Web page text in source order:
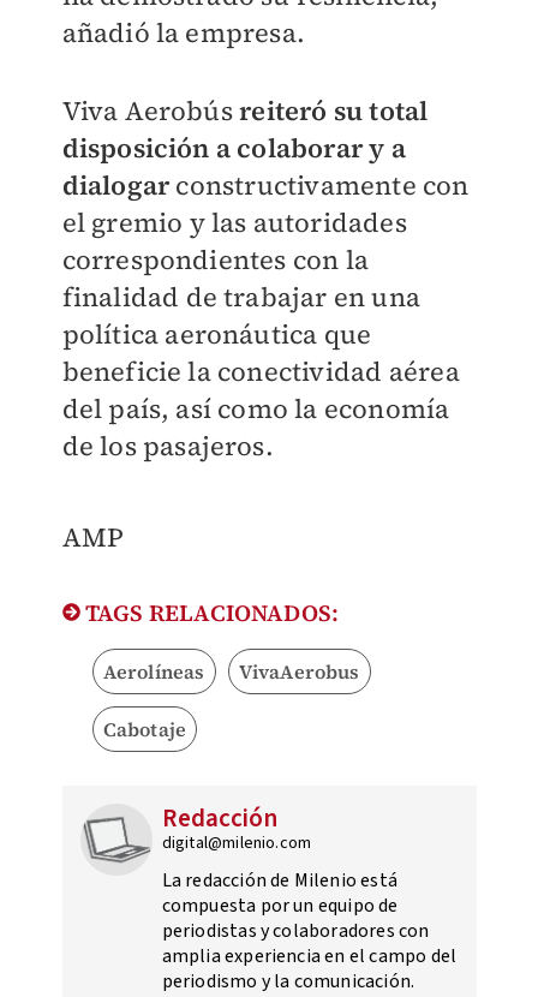
añadió la empresa.
Viva Aerobúsreiteró su total
disposición a colaborar y a
dialogarconstructivamente con
el gremio y las autoridades
correspondientes con la
finalidad de trabajar en una
política aeronáutica que
beneficie la conectividad aérea
del país, así como la economía
de los pasajeros.
AMP
TAGS RELACIONADOS:
Aerolíneas VivaAerobus
Cabotaje
Redacción
digital@milenio.com
La redacción de Milenio está
compuesta por un equipo de
periodistas y colaboradores con
amplia experiencia en el campo del
periodismo y la comunicación.